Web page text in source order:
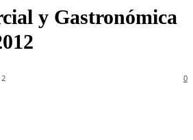
y Gastronómica
0